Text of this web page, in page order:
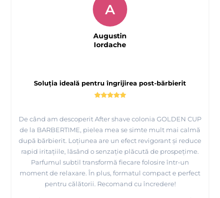
Soluția ideală pentru îngrijirea post-bărbierit
De când am descoperit After shave colonia GOLDEN CUP
de la BARBERTIME, pielea mea se simte mult mai calmă
după bărbierit. Loțiunea are un efect revigorant și reduce
rapid iritațiile, lăsând o senzație plăcută de prospețime.
Parfumul subtil transformă fiecare folosire într-un
moment de relaxare. În plus, formatul compact e perfect
pentru călătorii. Recomand cu încredere!
A
Augustin
Iordache